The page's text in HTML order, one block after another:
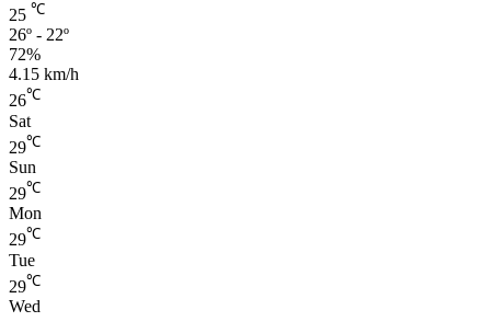
25 ℃
26º - 22º
72%
4.15 km/h
26℃
Sat
29℃
Sun
29℃
Mon
29℃
Tue
29℃
Wed